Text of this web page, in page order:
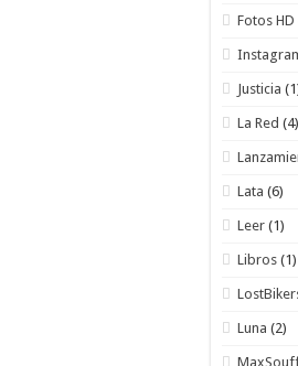
Fotos HD
Justicia
La Red (4)
Lata (6)
Leer (1)
Libros (1)
Luna (2)